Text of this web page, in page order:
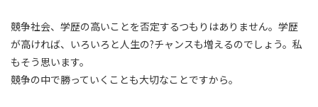
競争社会、学歴の高いことを否定するつもりはありません。学歴
が高ければ、いろいろと人生の?チャンスも増えるのでしょう。私
もそう思います。
競争の中で勝っていくことも大切なことですから。